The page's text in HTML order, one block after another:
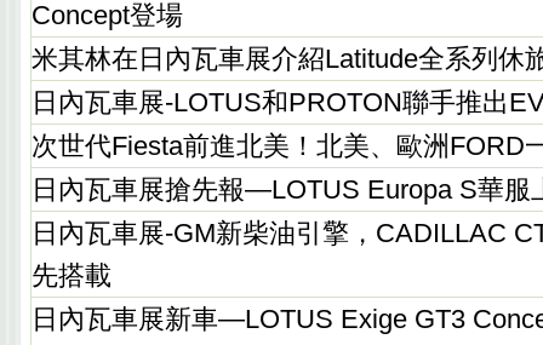
Concept登場
米其林在日內瓦車展介紹Latitude全系列休
日內瓦車展-LOTUS和PROTON聯手推出
次世代Fiesta前進北美！北美、歐洲FORD
日內瓦車展搶先報—LOTUS Europa S華服
日內瓦車展-GM新柴油引擎，CADILLAC
先搭載
日內瓦車展新車—LOTUS Exige GT3